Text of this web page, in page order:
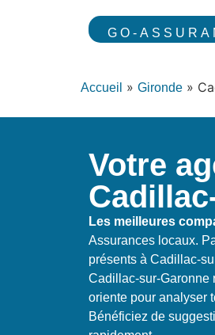
GO-
Accueil » Gironde »
Votre
Les meilleures
Assurances locaux.
présents à Cadillac-
Cadillac-sur-Garonne
oriente pour analyser
Bénéficiez de